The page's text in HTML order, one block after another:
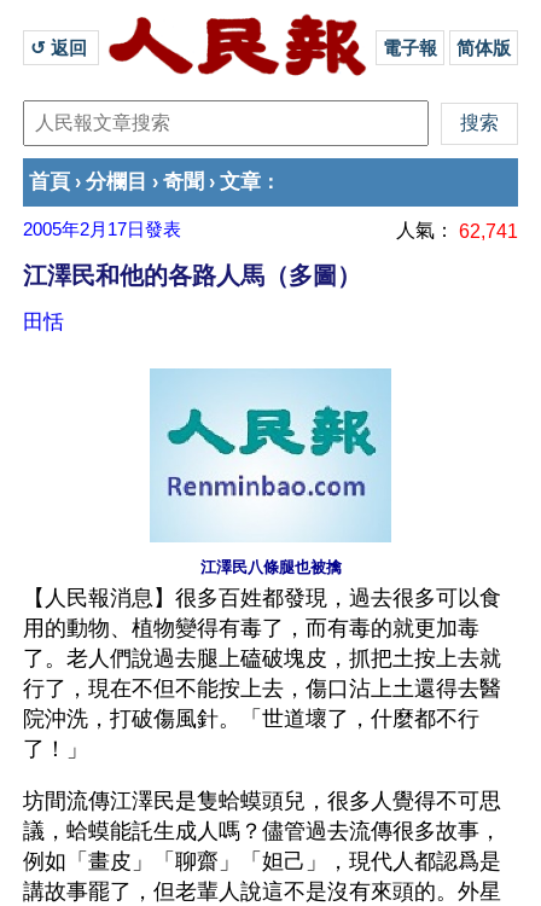
↺ 返回 電子報 简体版
首頁 › 分欄目 › 奇聞 › 文章 ：
2005年2月17日發表 人氣： 62,741
江澤民和他的各路人馬（多圖）
田恬
江澤民八條腿也被擒
【人民報消息】很多百姓都發現，過去很多可以食
用的動物、植物變得有毒了，而有毒的就更加毒
了。老人們說過去腿上磕破塊皮，抓把土按上去就
行了，現在不但不能按上去，傷口沾上土還得去醫
院沖洗，打破傷風針。「世道壞了，什麼都不行
了！」
坊間流傳江澤民是隻蛤蟆頭兒，很多人覺得不可思
議，蛤蟆能託生成人嗎？儘管過去流傳很多故事，
例如「畫皮」「聊齋」「妲己」，現代人都認爲是
講故事罷了，但老輩人說這不是沒有來頭的。外星